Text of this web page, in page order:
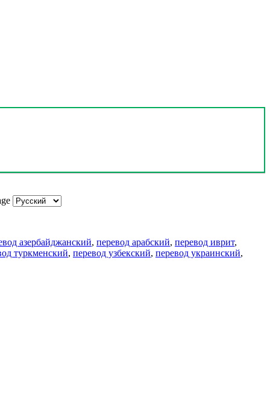
азербайджанский, перевод арабский, перевод иврит,
туркменский, перевод узбекский, перевод украинский,